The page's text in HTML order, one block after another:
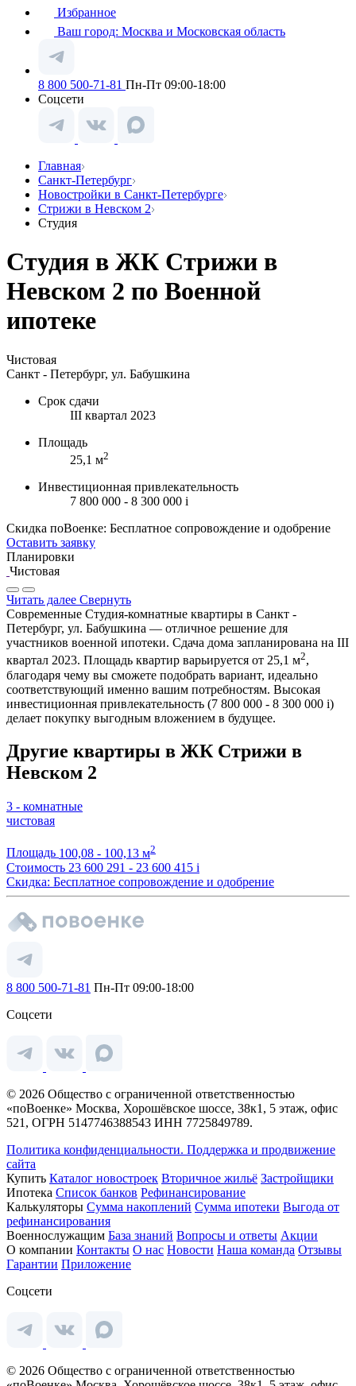
Избранное
Ваш город: Москва и Московская область
8 800 500-71-81 Пн-Пт 09:00-18:00
Соцсети
Главная
Санкт-Петербург
Новостройки в Санкт-Петербурге
Стрижи в Невском 2
Студия
Студия в ЖК Стрижи в
Невском 2 по Военной
ипотеке
Чистовая
Санкт - Петербург, ул. Бабушкина
Срок сдачи
III квартал 2023
Площадь
25,1 м2
Инвестиционная привлекательность
7 800 000 - 8 300 000 i
Скидка поВоенке: Бесплатное сопровождение и одобрение
Оставить заявку
Планировки
Чистовая
Читать далее Свернуть
Современные Студия-комнатные квартиры в Санкт -
Петербург, ул. Бабушкина — отличное решение для
участников военной ипотеки. Сдача дома запланирована на III
квартал 2023. Площадь квартир варьируется от 25,1 м2,
благодаря чему вы сможете подобрать вариант, идеально
соответствующий именно вашим потребностям. Высокая
инвестиционная привлекательность (7 800 000 - 8 300 000 i)
делает покупку выгодным вложением в будущее.
Другие квартиры в ЖК Стрижи в
Невском 2
3 - комнатные
чистовая
Площадь 100,08 - 100,13 м2
Стоимость 23 600 291 - 23 600 415 i
Скидка: Бесплатное сопровождение и одобрение
8 800 500-71-81 Пн-Пт 09:00-18:00
Соцсети
© 2026 Общество с ограниченной ответственностью
«поВоенке» Москва, Хорошёвское шоссе, 38к1, 5 этаж, офис
521, ОГРН 5147746388543 ИНН 7725849789.
Политика конфиденциальности. Поддержка и продвижение
сайта
Купить Каталог новостроек Вторичное жильё Застройщики
Ипотека Список банков Рефинансирование
Калькуляторы Сумма накоплений Сумма ипотеки Выгода от
рефинансирования
Военнослужащим База знаний Вопросы и ответы Акции
О компании Контакты О нас Новости Наша команда Отзывы
Гарантии Приложение
Соцсети
© 2026 Общество с ограниченной ответственностью